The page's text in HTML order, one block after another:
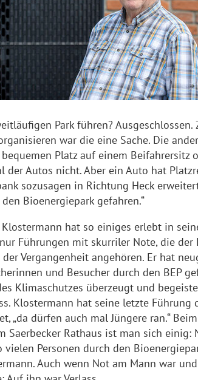
Park führen?
war die eine Sache. Die
Platz auf einem Beifahrersitz
der Autos nicht. Aber ein Auto hat
sozusagen in Richtung Heck
Bioenergiepark gefahren.“
Klostermann hat so einiges erlebt in
Führungen mit skurriler Note, die der
Vergangenheit angehören. Er hat
und Besucher durch den BEP
Klimaschutzes überzeugt und
Klostermann hat seine letzte Führung
„da dürfen auch mal Jüngere ran.“
Saerbecker Rathaus ist man sich einig:
vielen Personen durch den
Auch wenn Not am Mann war